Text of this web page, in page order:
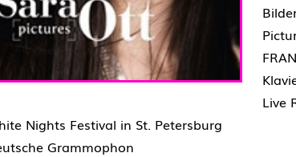
Live
Nights Festival in St. Petersburg
Grammophon